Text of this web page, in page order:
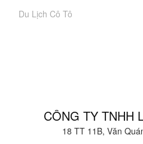
Du Lịch Cô Tô
CÔNG TY TNHH
18 TT 11B, Văn